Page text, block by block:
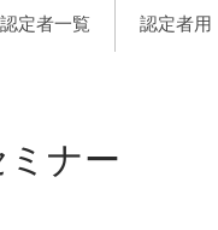
認定者一覧 認定者用
ナー